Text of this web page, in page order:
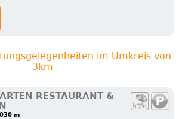
im Umkreis von
3km
RESTAURANT &
m